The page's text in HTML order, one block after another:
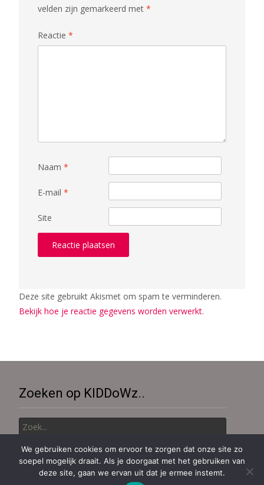
velden zijn gemarkeerd met *
Reactie *
Naam *
E-mail *
Site
Deze site gebruikt Akismet om spam te verminderen.
Bekijk hoe je reactie gegevens worden verwerkt.
Zoeken op KIDDoWz..
Zoek
naar:
Copyright © KiDDoWz: voor kinderen en hun (groot)ouders
We gebruiken cookies om ervoor te zorgen dat onze site zo
soepel mogelijk draait. Als je doorgaat met het gebruiken van
deze site, gaan we ervan uit dat je ermee instemt.